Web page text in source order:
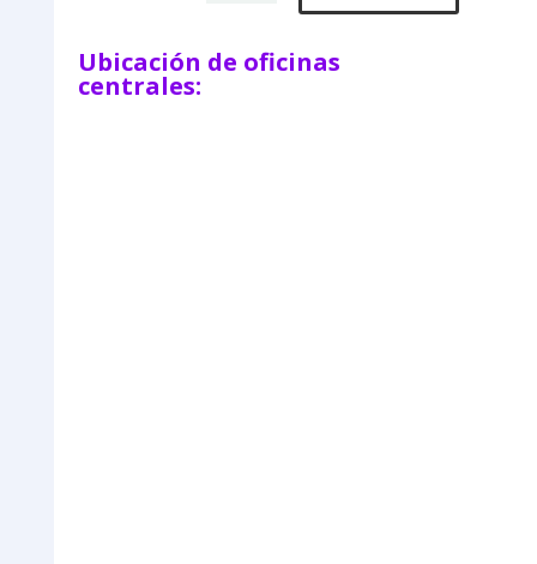
Ubicación de oficinas
centrales: